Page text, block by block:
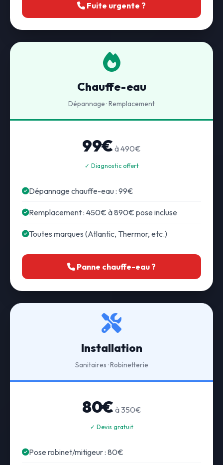
Fuite urgente ?
Chauffe-eau
Dépannage · Remplacement
99€ à 490€
✓ Diagnostic offert
Dépannage chauffe-eau : 99€
Remplacement : 450€ à 890€ pose incluse
Toutes marques (Atlantic, Thermor, etc.)
Panne chauffe-eau ?
Installation
Sanitaires · Robinetterie
80€ à 350€
✓ Devis gratuit
Pose robinet/mitigeur : 80€